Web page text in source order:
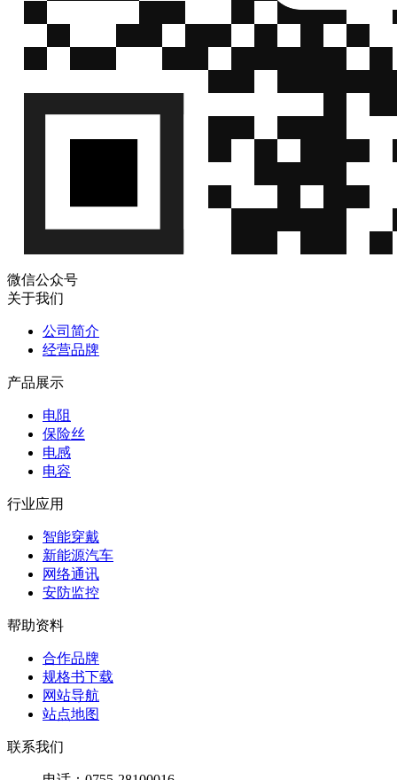
微信公众号
关于我们
公司简介
经营品牌
产品展示
电阻
保险丝
电感
电容
行业应用
智能穿戴
新能源汽车
网络通讯
安防监控
帮助资料
合作品牌
规格书下载
网站导航
站点地图
联系我们